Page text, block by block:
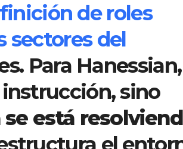
de roles
sectores del
Para
sino
está